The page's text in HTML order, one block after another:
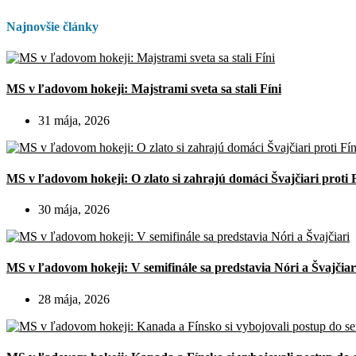
Najnovšie články
MS v ľadovom hokeji: Majstrami sveta sa stali Fíni
31 mája, 2026
MS v ľadovom hokeji: O zlato si zahrajú domáci Švajčiari proti
30 mája, 2026
MS v ľadovom hokeji: V semifinále sa predstavia Nóri a
28 mája, 2026